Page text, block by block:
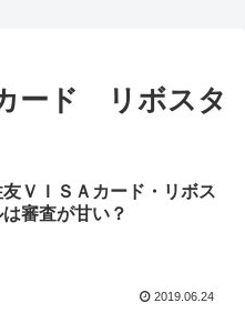
ード リボスタ
友ＶＩＳＡカード・リボス
審査が甘い？
2019.06.24